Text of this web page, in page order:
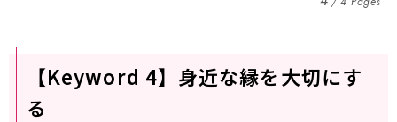
【Keyword 4】身近な縁を大切にす
る